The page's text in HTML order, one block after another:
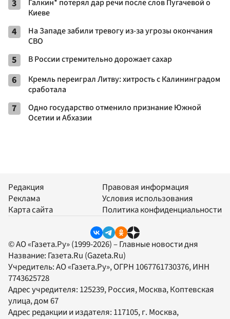
3
Галкин* потерял дар речи после слов Пугачевой о
Киеве
4
На Западе забили тревогу из-за угрозы окончания
СВО
5 В России стремительно дорожает сахар
6
Кремль переиграл Литву: хитрость с Калининградом
сработала
7
Одно государство отменило признание Южной
Осетии и Абхазии
Редакция
Реклама
Карта сайта
Правовая информация
Условия использования
Политика конфиденциальности
© АО «Газета.Ру» (1999-2026) – Главные новости дня
Название: Газета.Ru (Gazeta.Ru)
Учредитель:АО «Газета.Ру», ОГРН 1067761730376, ИНН
7743625728
Адрес учредителя: 125239, Россия, Москва, Коптевская
улица, дом 67
Адрес редакции и издателя: 117105, г. Москва,